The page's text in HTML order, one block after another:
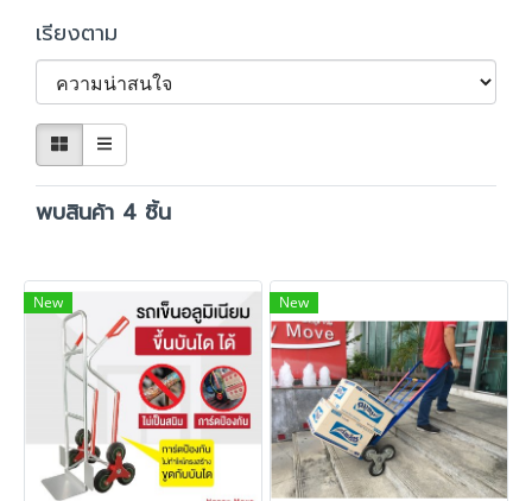
เรียงตาม
พบสินค้า 4 ชิ้น
New New